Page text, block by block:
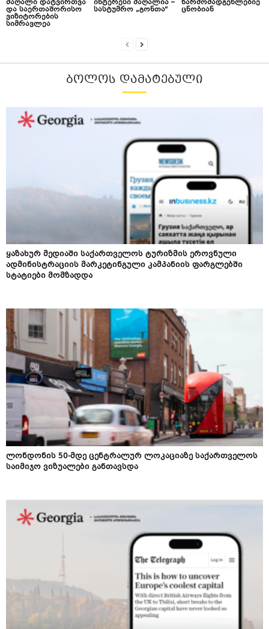
მაღალი დატვირთვა
და საერთაშორისო
ვიზიტორების
სიმრავლეა
ინტერესი მაღალია –
სასტუმრო „გონთა“
წარმომადგენლებიე
ცნობიან
ᲑᲝᲚᲝᲡ ᲓᲐᲛᲐᲢᲔᲑᲣᲚᲘ
ყაზახურ მედიაში საქართველოს ტურიზმის ეროვნული
ადმინისტრაციის მარკეტინგული კამპანიის ფარგლებში
სტატიები მომზადდა
ლონდონის 50-მდე ცენტრალურ ლოკაციაზე საქართველოს
საიმიჯო ვიზუალები განთავსდა